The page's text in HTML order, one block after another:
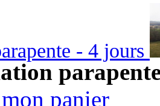
- 4 jours
panier